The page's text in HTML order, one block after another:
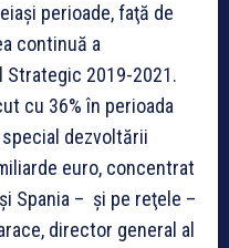
perioade, faţă de
continuă a
2019-2021.
cu 36% în perioada
dezvoltării
euro, concentrat
Spania – şi pe reţele –
director general al